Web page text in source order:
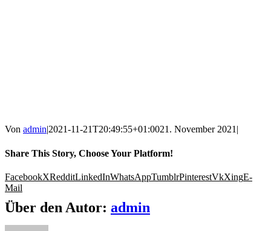
Von admin|2021-11-21T20:49:55+01:0021. November 2021|
Share This Story, Choose Your Platform!
FacebookXRedditLinkedInWhatsAppTumblrPinterestVkXingE-
Mail
Über den Autor: admin